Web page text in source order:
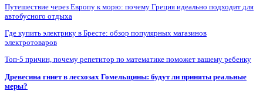
Путешествие через Европу к морю: почему Греция идеально подходит для
автобусного отдыха
Где купить электрику в Бресте: обзор популярных магазинов
электротоваров
Топ-5 причин, почему репетитор по математике поможет вашему ребенку
Древесина гниет в лесхозах Гомельщины: будут ли приняты реальные
меры?